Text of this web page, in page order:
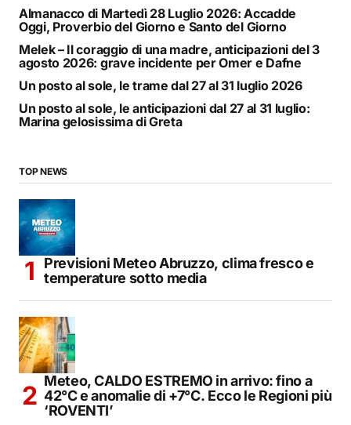
Almanacco di Martedì 28 Luglio 2026: Accadde
Oggi, Proverbio del Giorno e Santo del Giorno
Melek – Il coraggio di una madre, anticipazioni del 3
agosto 2026: grave incidente per Omer e Dafne
Un posto al sole, le trame dal 27 al 31 luglio 2026
Un posto al sole, le anticipazioni dal 27 al 31 luglio:
Marina gelosissima di Greta
TOP NEWS
Previsioni Meteo Abruzzo, clima fresco e
temperature sotto media
Meteo, CALDO ESTREMO in arrivo: fino a
42°C e anomalie di +7°C. Ecco le Regioni più
‘ROVENTI’